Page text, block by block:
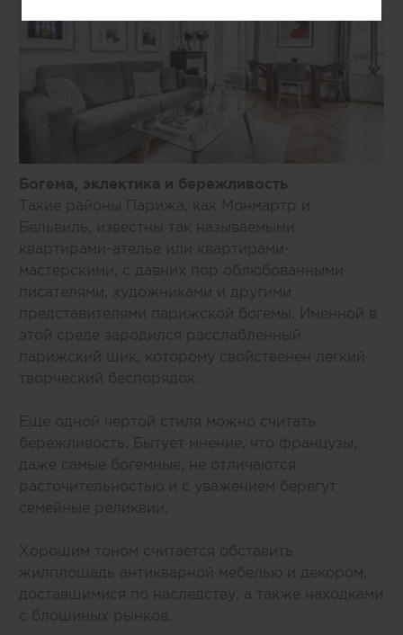
Богема, эклектика и бережливость
Такие районы Парижа, как Монмартр и
Бельвиль, известны так называемыми
квартирами-ателье или квартирами-
мастерскими, с давних пор облюбованными
писателями, художниками и другими
представителями парижской богемы. Именной в
этой среде зародился расслабленный
парижский шик, которому свойственен легкий
творческий беспорядок.
Еще одной чертой стиля можно считать
бережливость. Бытует мнение, что французы,
даже самые богемные, не отличаются
расточительностью и с уважением берегут
семейные реликвии.
Хорошим тоном считается обставить
жилплощадь антикварной мебелью и декором,
доставшимися по наследству, а также находками
с блошиных рынков.